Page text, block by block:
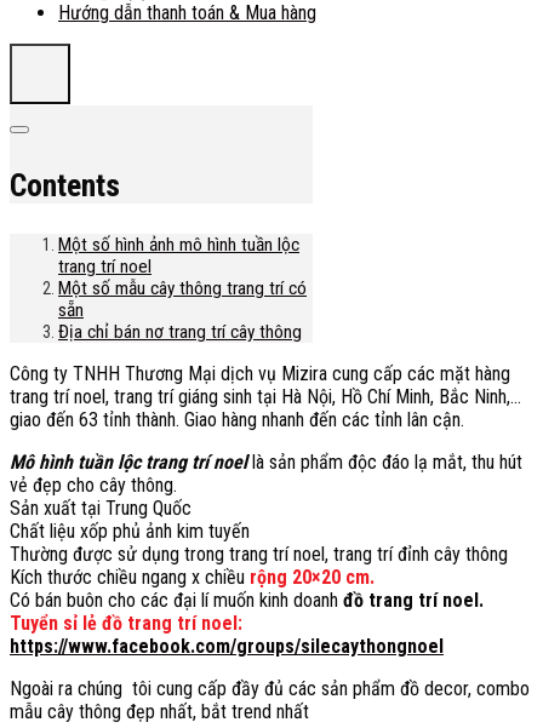
Hướng dẫn thanh toán & Mua hàng
Contents
Một số hình ảnh mô hình tuần lộc
trang trí noel
Một số mẫu cây thông trang trí có
sẵn
Địa chỉ bán nơ trang trí cây thông
Công ty TNHH Thương Mại dịch vụ Mizira cung cấp các mặt hàng
trang trí noel, trang trí giáng sinh tại Hà Nội, Hồ Chí Minh, Bắc Ninh,…
giao đến 63 tỉnh thành. Giao hàng nhanh đến các tỉnh lân cận.
Mô hình tuần lộc trang trí noellà sản phẩm độc đáo lạ mắt, thu hút
vẻ đẹp cho cây thông.
Sản xuất tại Trung Quốc
Chất liệu xốp phủ ảnh kim tuyến
Thường được sử dụng trong trang trí noel, trang trí đỉnh cây thông
Kích thước chiều ngang x chiều rộng 20×20 cm.
Có bán buôn cho các đại lí muốn kinh doanh đồ trang trí noel.
Tuyển sỉ lẻ đồ trang trí noel:
https://www.facebook.com/groups/silecaythongnoel
Ngoài ra chúng tôi cung cấp đầy đủ các sản phẩm đồ decor, combo
mẫu cây thông đẹp nhất, bắt trend nhất